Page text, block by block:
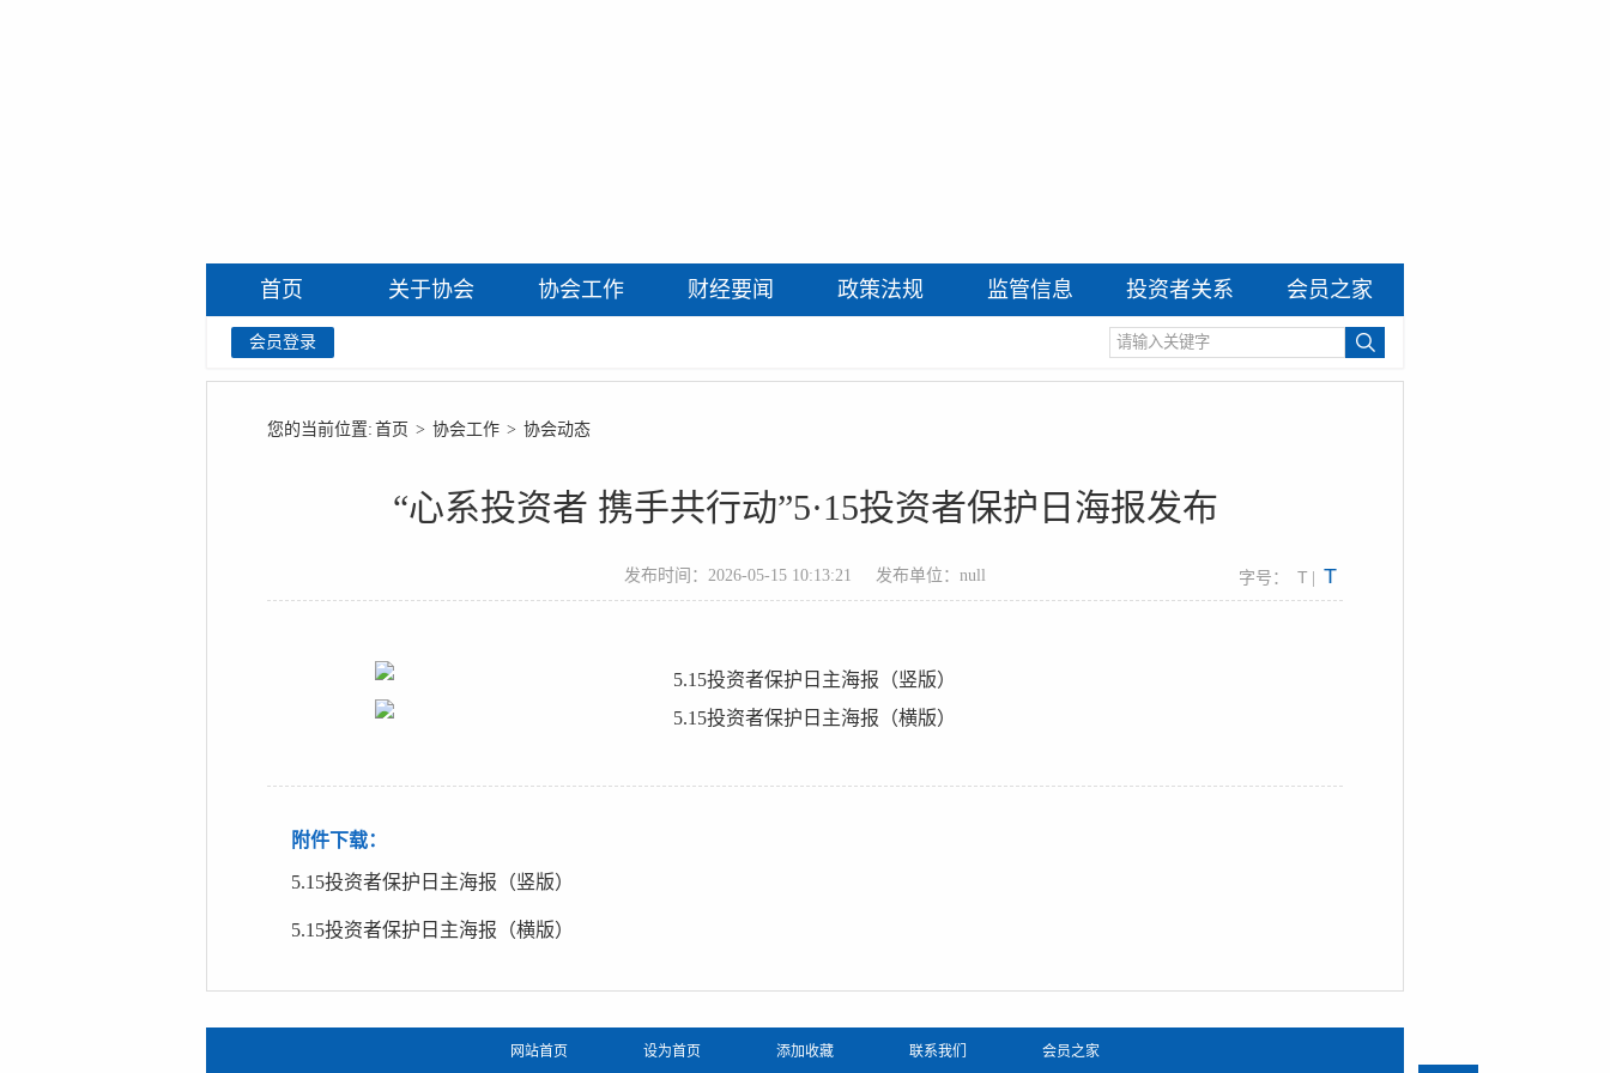
首页 关于协会 协会工作 财经要闻 政策法规 监管信息 投资者关系 会员之家
会员登录
您的当前位置: 首页 > 协会工作 > 协会动态
“心系投资者 携手共行动”5·15投资者保护日海报发布
发布时间：2026-05-15 10:13:21 发布单位：null 字号： T T
附件下载：
5.15投资者保护日主海报（竖版）
5.15投资者保护日主海报（横版）
网站首页 设为首页 添加收藏 联系我们 会员之家